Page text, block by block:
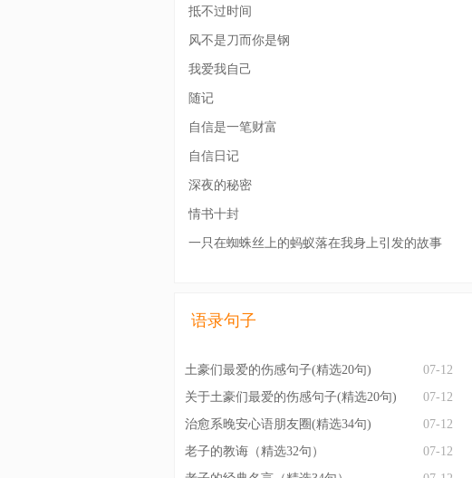
抵不过时间
风不是刀而你是钢
我爱我自己
随记
自信是一笔财富
自信日记
深夜的秘密
情书十封
一只在蜘蛛丝上的蚂蚁落在我身上引发的故事
语录句子
07-12
土豪们最爱的伤感句子(精选20句)
07-12
关于土豪们最爱的伤感句子(精选20句)
07-12
治愈系晚安心语朋友圈(精选34句)
07-12
老子的教诲（精选32句）